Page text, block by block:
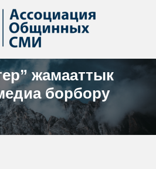
жамааттык
борбору